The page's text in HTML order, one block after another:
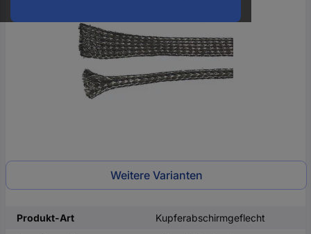
Weitere Varianten
Produkt-Art
Kupferabschirmgeflecht